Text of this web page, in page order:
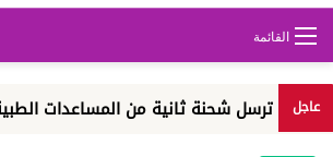
القائمة
عاجل
ترسل شحنة ثانية من المساعدات الطبية إلى